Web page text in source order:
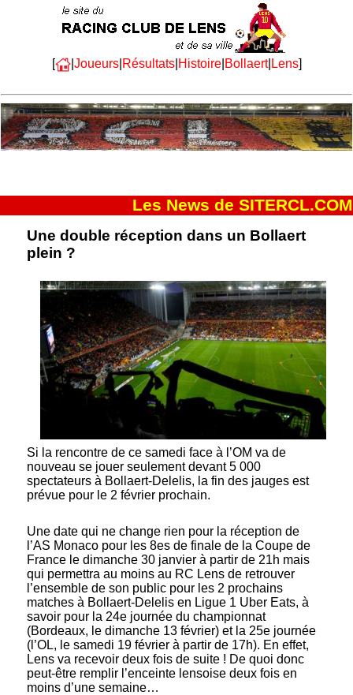
[ | Joueurs| Résultats| Histoire| Bollaert| Lens]
Les News de SITERCL.COM
Une double réception dans un Bollaert
plein ?
Si la rencontre de ce samedi face à l’OM va de
nouveau se jouer seulement devant 5 000
spectateurs à Bollaert-Delelis, la fin des jauges est
prévue pour le 2 février prochain.
Une date qui ne change rien pour la réception de
l’AS Monaco pour les 8es de finale de la Coupe de
France le dimanche 30 janvier à partir de 21h mais
qui permettra au moins au RC Lens de retrouver
l’ensemble de son public pour les 2 prochains
matches à Bollaert-Delelis en Ligue 1 Uber Eats, à
savoir pour la 24e journée du championnat
(Bordeaux, le dimanche 13 février) et la 25e journée
(l’OL, le samedi 19 février à partir de 17h). En effet,
Lens va recevoir deux fois de suite ! De quoi donc
peut-être remplir l’enceinte lensoise deux fois en
moins d’une semaine…